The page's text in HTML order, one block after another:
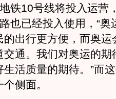
铁10号线将投入运营
也已经投入使用，“奥
出行更方便，而奥运
通。我们对奥运的期
活质量的期待。”而
侧面。